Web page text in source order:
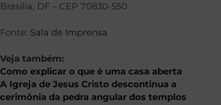
Brasília, DF – CEP 70830-550
Fonte: Sala de Imprensa
Veja também:
Como explicar o que é uma casa aberta
A Igreja de Jesus Cristo descontinua a
cerimônia da pedra angular dos templos